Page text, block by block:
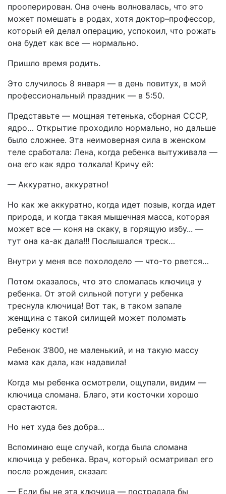
прооперирован. Она очень волновалась, что это
может помешать в родах, хотя доктор–профессор,
который ей делал операцию, успокоил, что рожать
она будет как все — нормально.
Пришло время родить.
Это случилось 8 января — в день повитух, в мой
профессиональный праздник — в 5:50.
Представьте — мощная тетенька, сборная СССР,
ядро… Открытие проходило нормально, но дальше
было сложнее. Эта неимоверная сила в женском
теле сработала: Лена, когда ребенка вытуживала —
она его как ядро толкала! Кричу ей:
— Аккуратно, аккуратно!
Но как же аккуратно, когда идет позыв, когда идет
природа, и когда такая мышечная масса, которая
может все — коня на скаку, в горящую избу... —
тут она ка-ак дала!!! Послышался треск…
Внутри у меня все похолодело — что-то рвется…
Потом оказалось, что это сломалась ключица у
ребенка. От этой сильной потуги у ребенка
треснула ключица! Вот так, в таком запале
женщина с такой силищей может поломать
ребенку кости!
Ребенок 3’800, не маленький, и на такую массу
мама как дала, как надавила!
Когда мы ребенка осмотрели, ощупали, видим —
ключица сломана. Благо, эти косточки хорошо
срастаются.
Но нет худа без добра…
Вспоминаю еще случай, когда была сломана
ключица у ребенка. Врач, который осматривал его
после рождения, сказал:
— Если бы не эта ключица — пострадала бы